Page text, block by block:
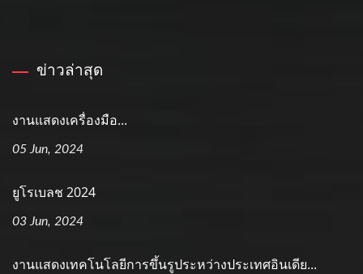
ข่าวล่าสุด
งานแสดงเครื่องมือ...
05 Jun, 2024
ยูโรเบลช 2024
03 Jun, 2024
งานแสดงเทคโนโลยีการขึ้นรูประหว่างประเทศอินเดีย...